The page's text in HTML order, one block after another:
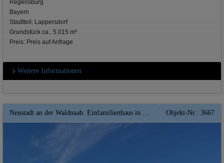
Regensburg
Bayern
Stadtteil: Lappersdorf
Grundstück ca.: 5.015 m²
Preis: Preis auf Anfrage
Weitere Informationen
Objekt-Nr.: 3667